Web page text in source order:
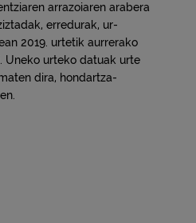
arrazoiaren arabera
erredurak, ur-
2019. urtetik aurrerako
Uneko urteko datuak urte
dira, hondartza-